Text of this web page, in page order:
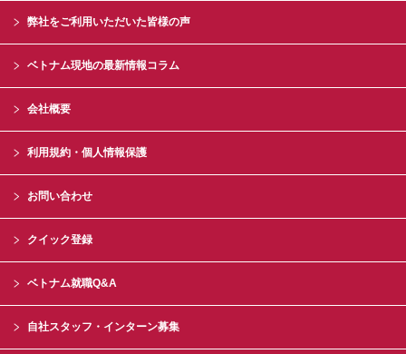
弊社をご利用いただいた皆様の声
ベトナム現地の最新情報コラム
会社概要
利用規約・個人情報保護
お問い合わせ
クイック登録
ベトナム就職Q&A
自社スタッフ・インターン募集